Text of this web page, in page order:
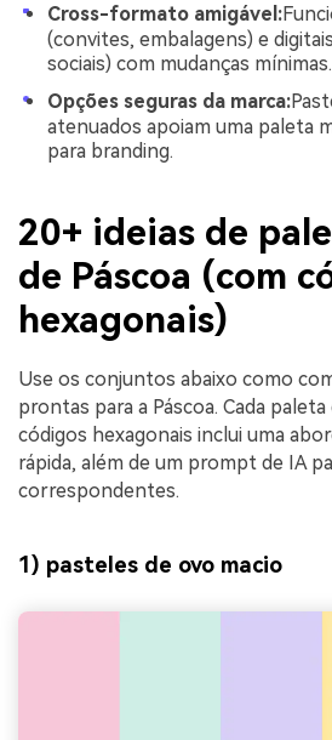
Cross-formato amigável:
(convites, embalagens) e
sociais) com mudanças mínimas.
Opções seguras da marca:
atenuados apoiam uma paleta
para branding.
20+ ideias de
de Páscoa (com
hexagonais)
Use os conjuntos abaixo como
prontas para a Páscoa. Cada
códigos hexagonais inclui uma
rápida, além de um prompt de IA
correspondentes.
1) pasteles de ovo macio